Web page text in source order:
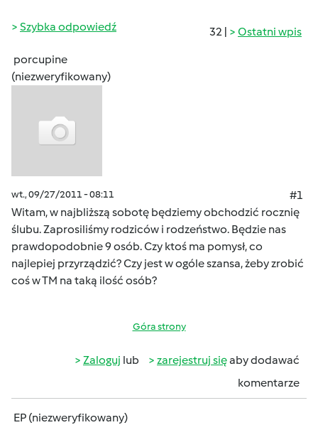
32 | Ostatni wpis
Szybka odpowiedź
porcupine
(niezweryfikowany)
wt., 09/27/2011 - 08:11
#1
Witam, w najbliższą sobotę będziemy obchodzić rocznię
ślubu. Zaprosiliśmy rodziców i rodzeństwo. Będzie nas
prawdopodobnie 9 osób. Czy ktoś ma pomysł, co
najlepiej przyrządzić? Czy jest w ogóle szansa, żeby zrobić
coś w TM na taką ilość osób?
Góra strony
Zaloguj lub zarejestruj sięaby dodawać
komentarze
EP (niezweryfikowany)